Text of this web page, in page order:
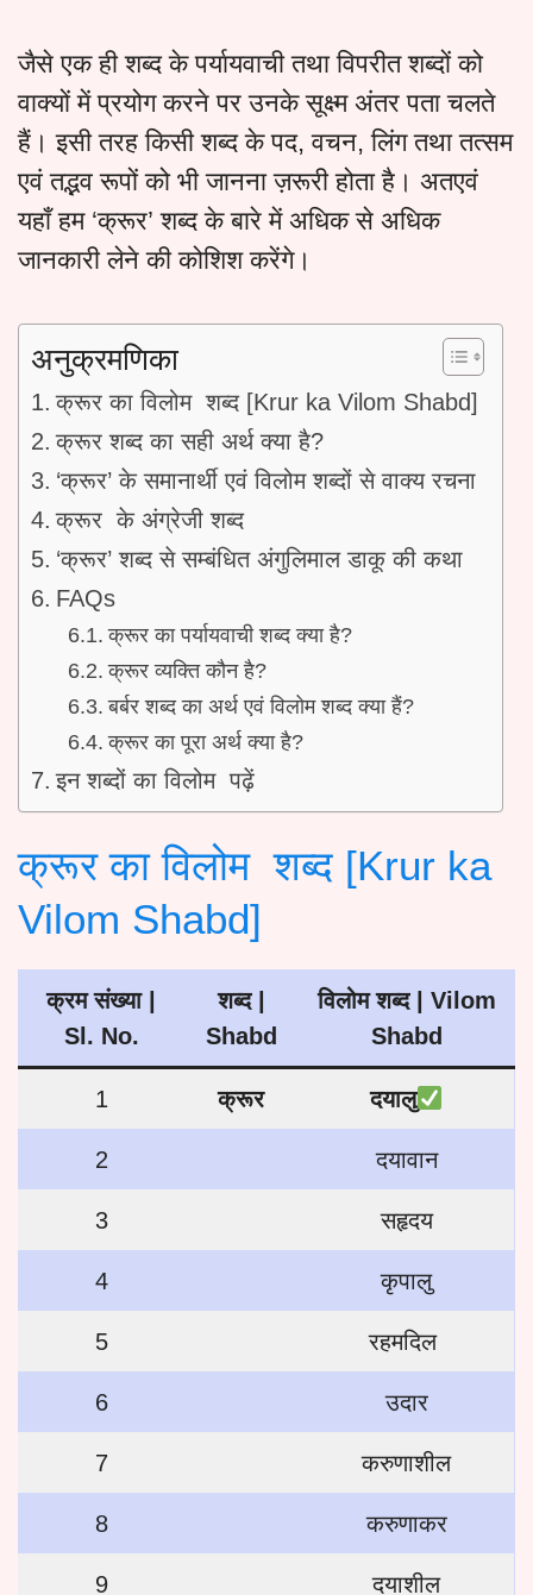
जैसे एक ही शब्द के पर्यायवाची तथा विपरीत शब्दों को
वाक्यों में प्रयोग करने पर उनके सूक्ष्म अंतर पता चलते
हैं। इसी तरह किसी शब्द के पद, वचन, लिंग तथा तत्सम
एवं तद्भव रूपों को भी जानना ज़रूरी होता है। अतएवं
यहाँ हम ‘क्रूर’ शब्द के बारे में अधिक से अधिक
जानकारी लेने की कोशिश करेंगे।
अनुक्रमणिका
क्रूर का विलोम शब्द [Krur ka Vilom Shabd]
क्रूर शब्द का सही अर्थ क्या है?
‘क्रूर’ के समानार्थी एवं विलोम शब्दों से वाक्य रचना
क्रूर के अंग्रेजी शब्द
‘क्रूर’ शब्द से सम्बंधित अंगुलिमाल डाकू की कथा
FAQs
क्रूर का पर्यायवाची शब्द क्या है?
क्रूर व्यक्ति कौन है?
बर्बर शब्द का अर्थ एवं विलोम शब्द क्या हैं?
क्रूर का पूरा अर्थ क्या है?
इन शब्दों का विलोम पढ़ें
क्रूर का विलोम शब्द [Krur ka
Vilom Shabd]
क्रम संख्या |
Sl. No.
शब्द |
Shabd
विलोमशब्द
| Vilom
Shabd
1 क्रूर दयालु
2 दयावान
3 सहृदय
4 कृपालु
5 रहमदिल
6 उदार
7 करुणाशील
8 करुणाकर
9 दयाशील